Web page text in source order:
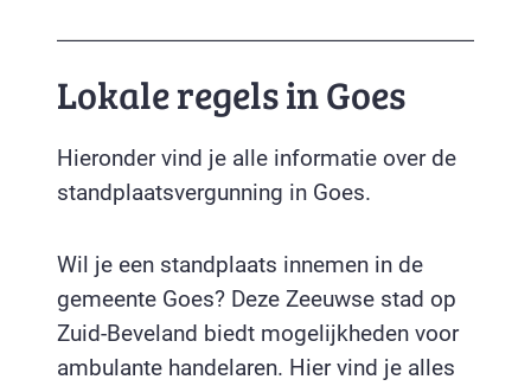
Lokale regels in Goes
Hieronder vind je alle informatie over de
standplaatsvergunning in Goes.
Wil je een standplaats innemen in de
gemeente Goes? Deze Zeeuwse stad op
Zuid-Beveland biedt mogelijkheden voor
ambulante handelaren. Hier vind je alles